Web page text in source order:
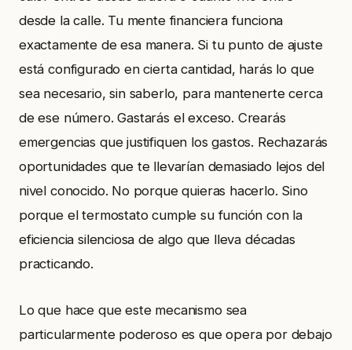
desde la calle. Tu mente financiera funciona
exactamente de esa manera. Si tu punto de ajuste
está configurado en cierta cantidad, harás lo que
sea necesario, sin saberlo, para mantenerte cerca
de ese número. Gastarás el exceso. Crearás
emergencias que justifiquen los gastos. Rechazarás
oportunidades que te llevarían demasiado lejos del
nivel conocido. No porque quieras hacerlo. Sino
porque el termostato cumple su función con la
eficiencia silenciosa de algo que lleva décadas
practicando.
Lo que hace que este mecanismo sea
particularmente poderoso es que opera por debajo